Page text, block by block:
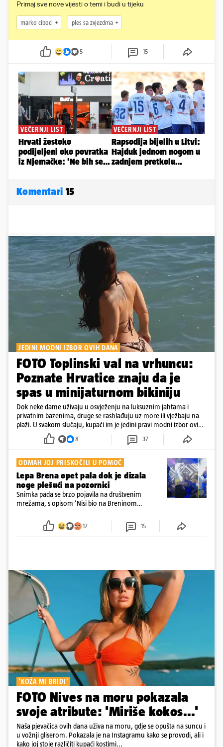
Primaj sve nove vijesti o temi i budi u tijeku
marko ciboci ples sa zvjezdma
5 15
Komentari 15
JEDINI MODNI IZBOR OVIH DANA
FOTO Toplinski val na vrhuncu:
Poznate Hrvatice znaju da je
spas u minijaturnom bikiniju
Dok neke dame uživaju u osvježenju na luksuznim jahtama i
privatnim bazenima, druge se rashlađuju uz more ili vježbaju na
plaži. U svakom slučaju, kupaći im je jedini pravi modni izbor ovih
8 37
ODMAH JOJ PRISKOČILI U POMOĆ
Lepa Brena opet pala dok je dizala
noge plešući na pozornici
Snimka pada se brzo pojavila na društvenim
mrežama, s opisom 'Nisi bio na Breninom
Srećom, pjevačica se nije ozlijedila nego je s
osmijehom nastavila pjevati
17 15
'KOŽA MI BRIDI'
FOTO Nives na moru pokazala
svoje atribute: 'Miriše kokos...'
Naša pjevačica ovih dana uživa na moru, gdje se opušta na suncu i
u vožnji gliserom. Pokazala je na Instagramu kako se provodi, ali i
kako joj stoje različiti kupaći kostimi...